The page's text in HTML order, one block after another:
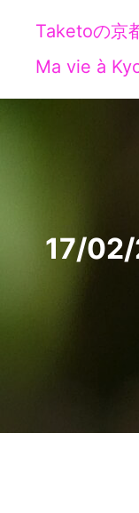
Taketoの京
Ma vie à
17/